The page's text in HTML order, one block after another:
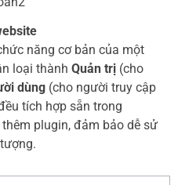
năng cơ bản của một
loại thành Quản trị (cho
dùng (cho người truy cập
tích hợp sẵn trong
plugin, đảm bảo dễ sử